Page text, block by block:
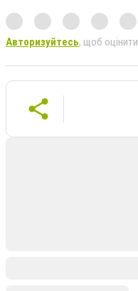
Авторизуйтесь, щоб оцінити